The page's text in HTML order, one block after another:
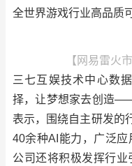
全世界游戏行业高品质
【网易雷火
三七互娱技术中心数
择，让梦想家去创造
表示，围绕自主研发的
40余种AI能力，广泛应
公司还将积极发挥行